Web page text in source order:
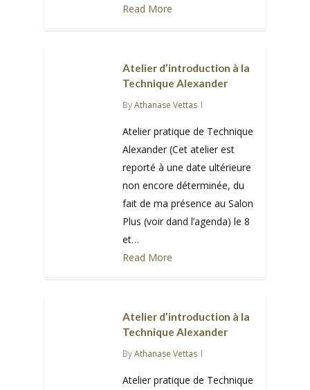
Read More
Atelier d’introduction à la
Technique Alexander
ByAthanase Vettas
Atelier pratique de Technique
Alexander (Cet atelier est
reporté à une date ultérieure
non encore déterminée, du
fait de ma présence au Salon
Plus (voir dand l’agenda) le 8
et…
Read More
Atelier d’introduction à la
Technique Alexander
ByAthanase Vettas
Atelier pratique de Technique